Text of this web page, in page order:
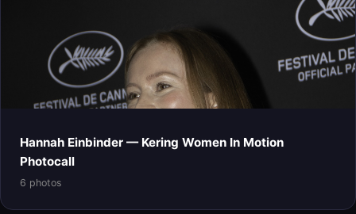
Hannah Einbinder — Kering Women In Motion
Photocall
6 photos